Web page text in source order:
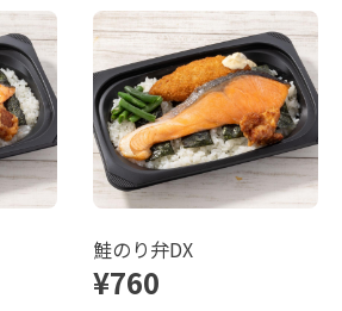
鮭のり弁DX
¥760